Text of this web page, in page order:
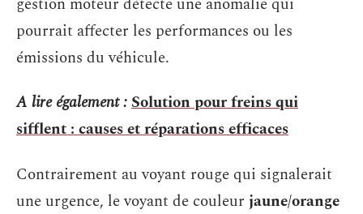
pourrait affecter les performances ou les
émissions du véhicule.
A lire également :Solution pour freins qui
sifflent : causes et réparations efficaces
Contrairement au voyant rouge qui signalerait
une urgence, le voyant de couleur jaune/orange